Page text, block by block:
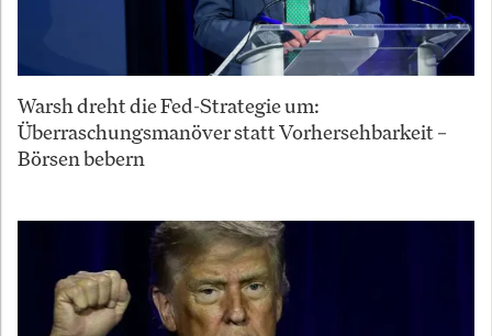
Warsh dreht die Fed-Strategie um:
Überraschungsmanöver statt Vorhersehbarkeit –
Börsen bebern